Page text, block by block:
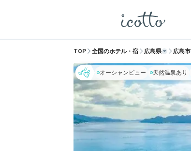
TOP 全国のホテル・宿 広島県 広島市
オーシャンビュー 天然温泉あり